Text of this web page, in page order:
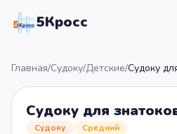
5Кросс
Главная/Судоку/Детские/Судоку
Судоку для
Судоку Средний